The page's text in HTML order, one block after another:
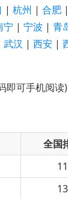
| 杭州 | 合肥 |
宁 | 宁波 | 青
武汉 | 西安 |
即可手机阅读)
全国
11
13